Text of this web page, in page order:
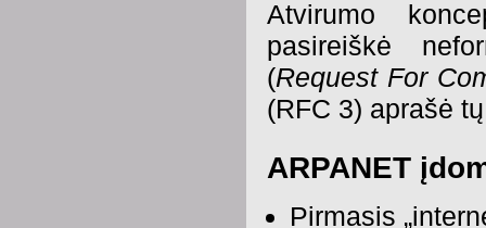
Atvirumo
pasireiškė
(Request For
(RFC 3) aprašė
ARPANET
Pirmasis